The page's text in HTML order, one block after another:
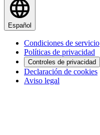
Español
Condiciones de servicio
Políticas de privacidad
Controles de privacidad
Declaración de cookies
Aviso legal